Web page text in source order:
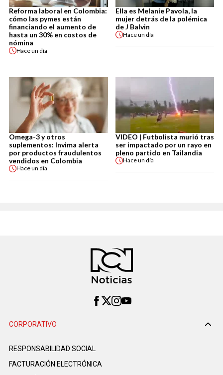
Reforma laboral en Colombia:
cómo las pymes están
financiando el aumento de
hasta un 30% en costos de
nómina
Haceun día
Ella es Melanie Pavola, la
mujer detrás de la polémica
de J Balvin
Haceun día
Omega-3 y otros
suplementos: Invima alerta
por productos fraudulentos
vendidos en Colombia
Haceun día
VIDEO | Futbolista murió tras
ser impactado por un rayo en
pleno partido en Tailandia
Haceun día
CORPORATIVO
RESPONSABILIDAD SOCIAL
FACTURACIÓN ELECTRÓNICA